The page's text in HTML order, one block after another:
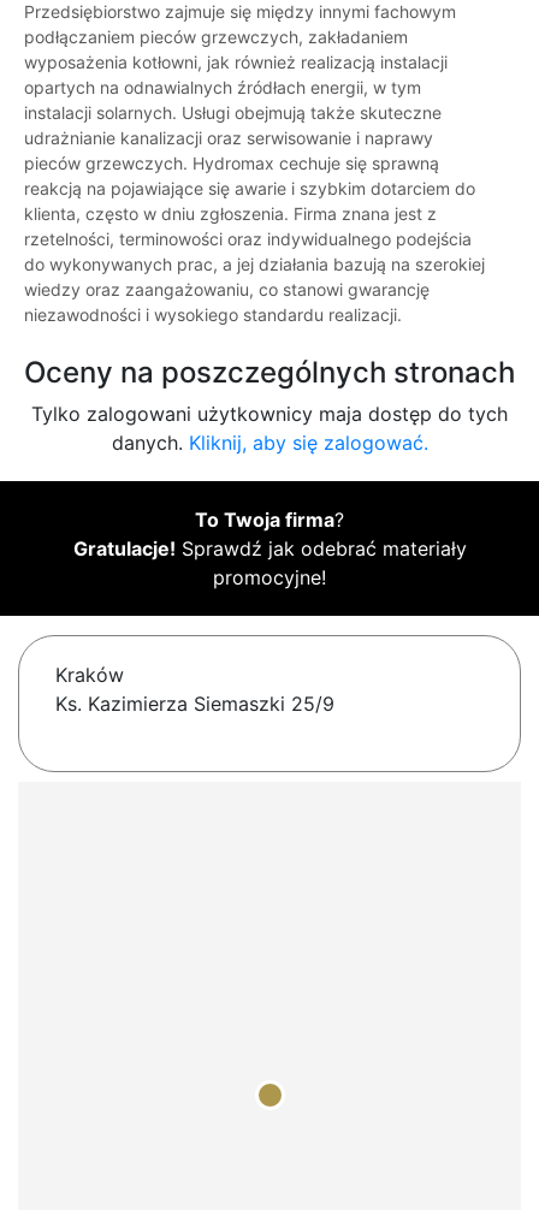
Przedsiębiorstwo zajmuje się między innymi fachowym
podłączaniem pieców grzewczych, zakładaniem
wyposażenia kotłowni, jak również realizacją instalacji
opartych na odnawialnych źródłach energii, w tym
instalacji solarnych. Usługi obejmują także skuteczne
udrażnianie kanalizacji oraz serwisowanie i naprawy
pieców grzewczych. Hydromax cechuje się sprawną
reakcją na pojawiające się awarie i szybkim dotarciem do
klienta, często w dniu zgłoszenia. Firma znana jest z
rzetelności, terminowości oraz indywidualnego podejścia
do wykonywanych prac, a jej działania bazują na szerokiej
wiedzy oraz zaangażowaniu, co stanowi gwarancję
niezawodności i wysokiego standardu realizacji.
Oceny na poszczególnych stronach
Tylko zalogowani użytkownicy maja dostęp do tych
danych. Kliknij, aby się zalogować.
To Twoja firma?
Gratulacje! Sprawdź jak odebrać materiały
promocyjne!
Kraków
Ks. Kazimierza Siemaszki 25/9